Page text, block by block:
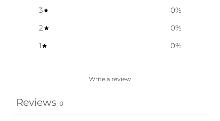
3
0%
2
0%
1
0%
Write a review
Reviews 0